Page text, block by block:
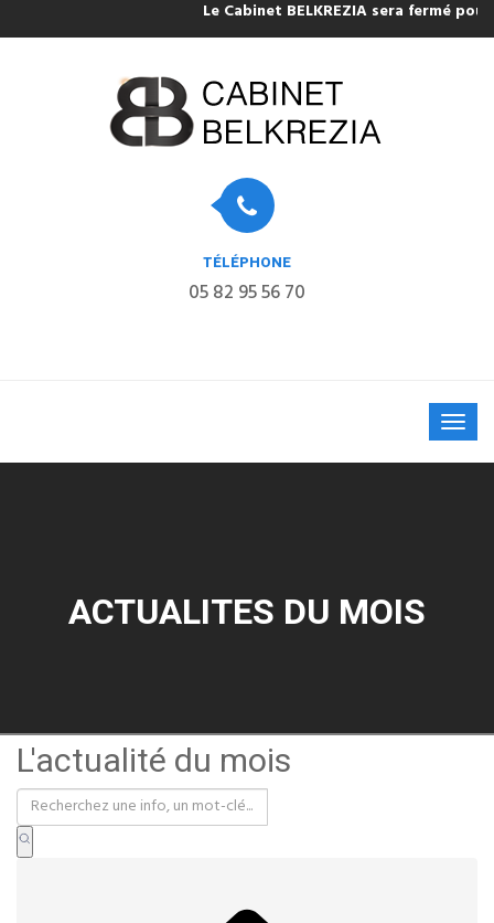
Le Cabinet BELKREZIA sera fermé
TÉLÉPHONE
05 82 95 56 70
ACTUALITES DU MOIS
L'actualité du mois